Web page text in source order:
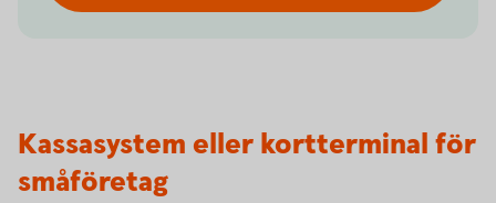
Kassasystem eller kortterminal för
småföretag